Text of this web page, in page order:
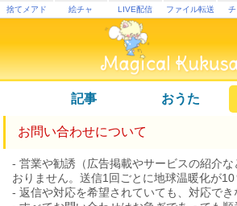
捨てメアド 絵チャ LIVE配信 ファイル転送
記事 おうた
お問い合わせについて
- 営業や勧誘（広告掲載やサービスの紹介
おりません。送信1回ごとに地球温暖化が10
- 返信や対応を希望されていても、対応でき